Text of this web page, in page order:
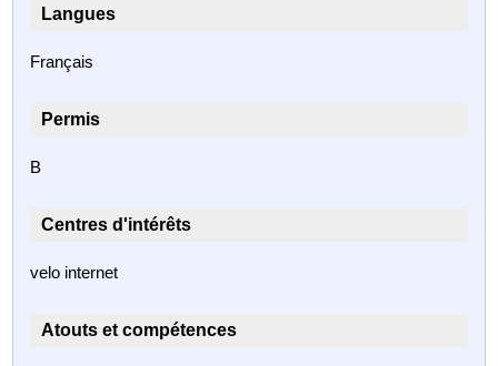
Langues
Français
Permis
B
Centres d'intérêts
velo internet
Atouts et compétences